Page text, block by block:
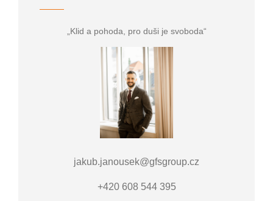
„Klid a pohoda, pro duši je svoboda“
jakub.janousek@gfsgroup.cz
+420 608 544 395